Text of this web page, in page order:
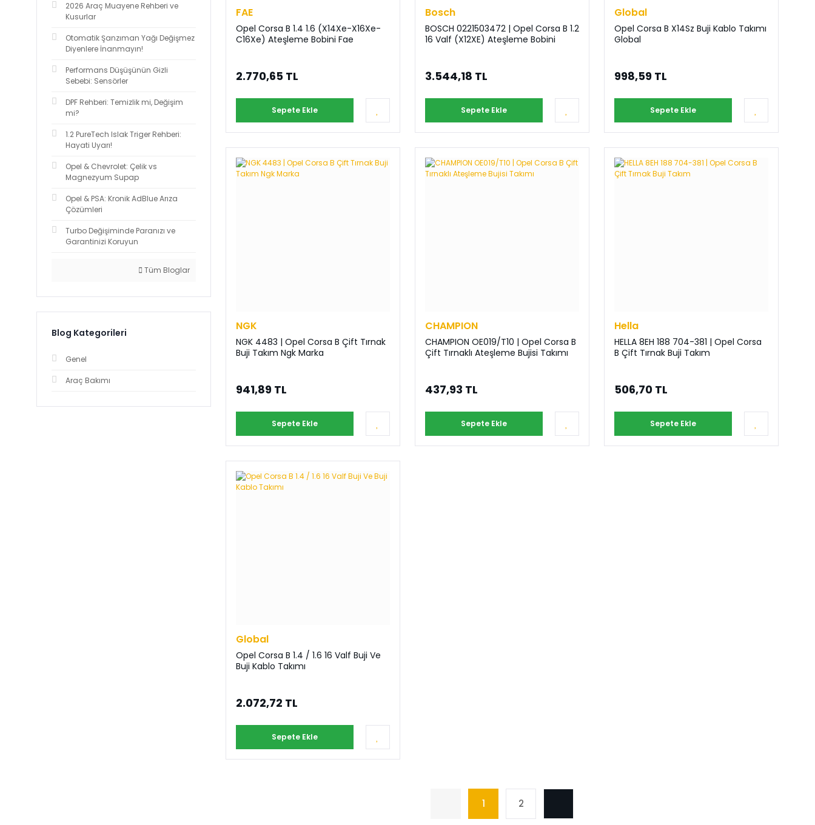
2026 Araç Muayene Rehberi ve
Kusurlar
Otomatik Şanzıman Yağı Değişmez
Diyenlere İnanmayın!
Performans Düşüşünün Gizli
Sebebi: Sensörler
DPF Rehberi: Temizlik mi, Değişim
mi?
1.2 PureTech Islak Triger Rehberi:
Hayati Uyarı!
Opel & Chevrolet: Çelik vs
Magnezyum Supap
Opel & PSA: Kronik AdBlue Arıza
Çözümleri
Turbo Değişiminde Paranızı ve
Garantinizi Koruyun
Tüm Bloglar
Blog Kategorileri
Genel
Araç Bakımı
FAE
Opel Corsa B 1.4 1.6 (X14Xe-X16Xe-
C16Xe) Ateşleme Bobini Fae
2.770,65 TL
Sepete Ekle
Bosch
BOSCH 0221503472 | Opel Corsa B 1.2
16 Valf (X12XE) Ateşleme Bobini
3.544,18 TL
Sepete Ekle
Global
Opel Corsa B X14Sz Buji Kablo Takımı
Global
998,59 TL
Sepete Ekle
NGK
NGK 4483 | Opel Corsa B Çift Tırnak
Buji Takım Ngk Marka
941,89 TL
Sepete Ekle
CHAMPION
CHAMPION OE019/T10 | Opel Corsa B
Çift Tırnaklı Ateşleme Bujisi Takımı
437,93 TL
Sepete Ekle
Hella
HELLA 8EH 188 704-381 | Opel Corsa
B Çift Tırnak Buji Takım
506,70 TL
Sepete Ekle
Global
Opel Corsa B 1.4 / 1.6 16 Valf Buji Ve
Buji Kablo Takımı
2.072,72 TL
Sepete Ekle
1 2